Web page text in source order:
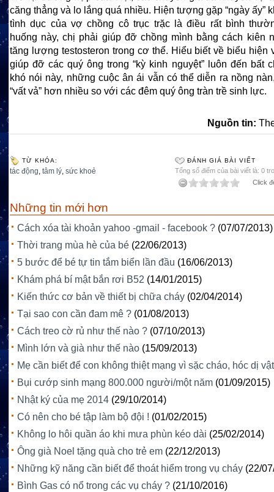
căng thẳng và lo lắng quá nhiều. Hiện tượng gặp “ngày ấy”
tình dục của vợ chồng cô trục trặc là điều rất bình
huống này, chị phải giúp đỡ chồng mình bằng cách kiên
tăng lượng testosteron trong cơ thể. Hiểu biết về biểu hiện
giúp đỡ các quý ông trong “kỳ kinh nguyệt” luôn đến bất
khó nói này, những cuộc ân ái vẫn có thể diễn ra nồng
“vất vả” hơn nhiều so với các đêm quý ông tràn trề sinh lực.
Nguồn tin:
TỪ KHÓA:
tác động, tâm lý, sức khoẻ
ĐÁNH GIÁ BÀI VIẾT
Tổng số điểm của bài viết là: 0
Click
Những tin mới hơn
Cách xóa tài khoản yahoo -gmail - facebook ? (07/07/2013)
Thời trang mùa hè của bé (22/06/2013)
5 bước để bé tự tin tắm biển lần đầu (16/06/2013)
Khám phá bí mật bắn rơi B52 (14/01/2015)
Kiến thức cơ bản về thiết bị chữa cháy (02/04/2014)
Tại sao con cần đam mê ? (01/08/2013)
Cách treo cờ rủ như thế nào ? (07/10/2013)
Mình lớn và già như thế nào (15/09/2013)
Mẹ cần biết để con không thiệt mạng vì sặc cháo, hóc dị vật
Bụi cướp sinh mạng 800.000 người/một năm (01/09/2015)
Nhật ký của mẹ 2014 (29/10/2014)
Có nên cho bé tập làm bộ đội ! (01/02/2015)
Không lo hôi quần áo khi mưa phùn kéo dài (25/02/2014)
Ông già Noel tặng quà cho trẻ em (22/12/2013)
Những kỹ năng cần biết để thoát hiểm trong vụ cháy (22/
Bình Gas có nổ trong các vụ cháy ? (21/10/2016)